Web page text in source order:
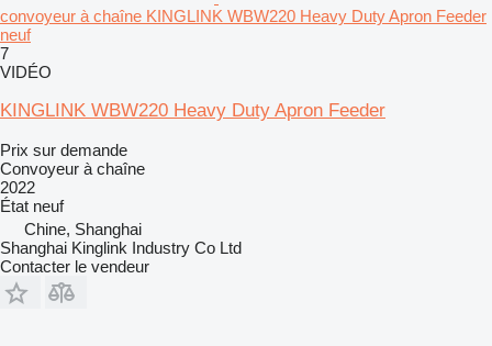
convoyeur à chaîne KINGLINK WBW220 Heavy Duty Apron Feeder
neuf
7
VIDÉO
KINGLINK WBW220 Heavy Duty Apron Feeder
Prix sur demande
Convoyeur à chaîne
2022
État neuf
Chine, Shanghai
Shanghai Kinglink Industry Co Ltd
Contacter le vendeur